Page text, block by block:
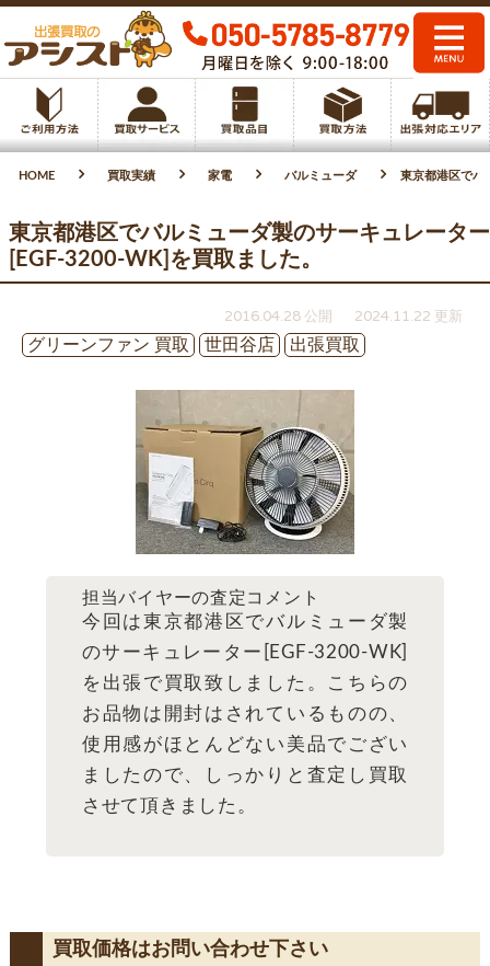
HOME 買取実績 家電 バルミューダ 東京都港区でバ
東京都港区でバルミューダ製のサーキュレーター
[EGF-3200-WK]を買取ました。
2016.04.28 公開
2024.11.22 更新
グリーンファン 買取
世田谷店 出張買取
担当バイヤーの査定コメント
今回は東京都港区でバルミューダ製
のサーキュレーター[EGF-3200-WK]
を出張で買取致しました。こちらの
お品物は開封はされているものの、
使用感がほとんどない美品でござい
ましたので、しっかりと査定し買取
させて頂きました。
買取価格はお問い合わせ下さい